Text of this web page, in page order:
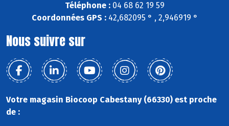
Téléphone :04 68 62 19 59
Coordonnées GPS :42,682095 ° , 2,946919 °
Nous suivre sur
Votre magasin Biocoop Cabestany (66330) est proche
de :